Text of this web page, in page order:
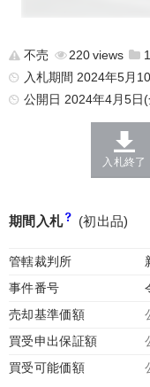
不売 220
1
入札期間 2024年5月
公開日 2024年4月5日
入札終了
期間入札 (初出品)
管轄裁判所
事件番号
売却基準価額
買受申出保証額
買受可能価額